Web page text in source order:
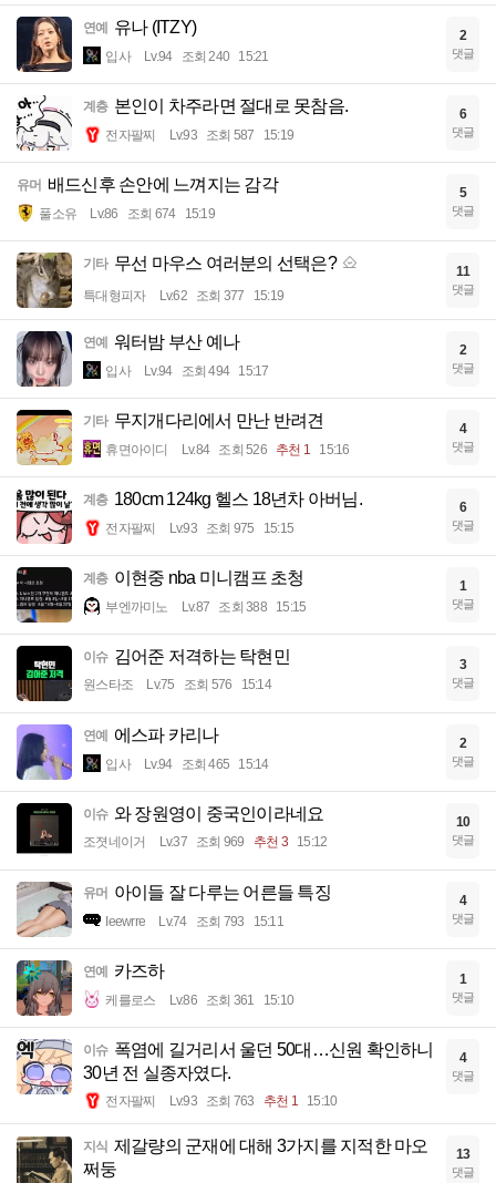
연예 유나 (ITZY)
입사 Lv.94 조회 240 15:21
2
댓글
계층 본인이 차주라면 절대로 못참음.
전자팔찌 Lv.93 조회 587 15:19
6
댓글
유머 배드신후 손안에 느껴지는 감각
풀소유 Lv.86 조회 674 15:19
5
댓글
기타 무선 마우스 여러분의 선택은?
특대형피자 Lv.62 조회 377 15:19
11
댓글
연예 워터밤 부산 예나
입사 Lv.94 조회 494 15:17
2
댓글
기타 무지개다리에서 만난 반려견
휴면아이디 Lv.84 조회 526 추천 1 15:16
4
댓글
계층 180cm 124kg 헬스 18년차 아버님.
전자팔찌 Lv.93 조회 975 15:15
6
댓글
계층 이현중 nba 미니캠프 초청
부엔까미노 Lv.87 조회 388 15:15
1
댓글
이슈 김어준 저격하는 탁현민
원스타조 Lv.75 조회 576 15:14
3
댓글
연예 에스파 카리나
입사 Lv.94 조회 465 15:14
2
댓글
이슈 와 장원영이 중국인이라네요
조졋네이거 Lv.37 조회 969 추천 3 15:12
10
댓글
유머 아이들 잘 다루는 어른들 특징
Ieewrre Lv.74 조회 793 15:11
4
댓글
연예 카즈하
케를로스 Lv.86 조회 361 15:10
1
댓글
이슈 폭염에 길거리서 울던 50대…신원 확인하니
30년 전 실종자였다.
전자팔찌 Lv.93 조회 763 추천 1 15:10
4
댓글
지식 제갈량의 군재에 대해 3가지를 지적한 마오
쩌둥
13
댓글